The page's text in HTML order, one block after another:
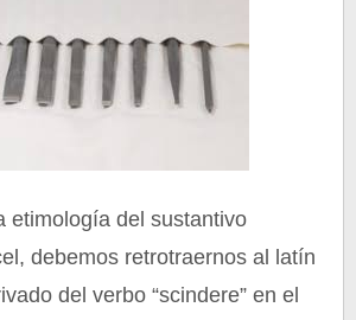
etimología del sustantivo
debemos retrotraernos al latín
del verbo “scindere” en el